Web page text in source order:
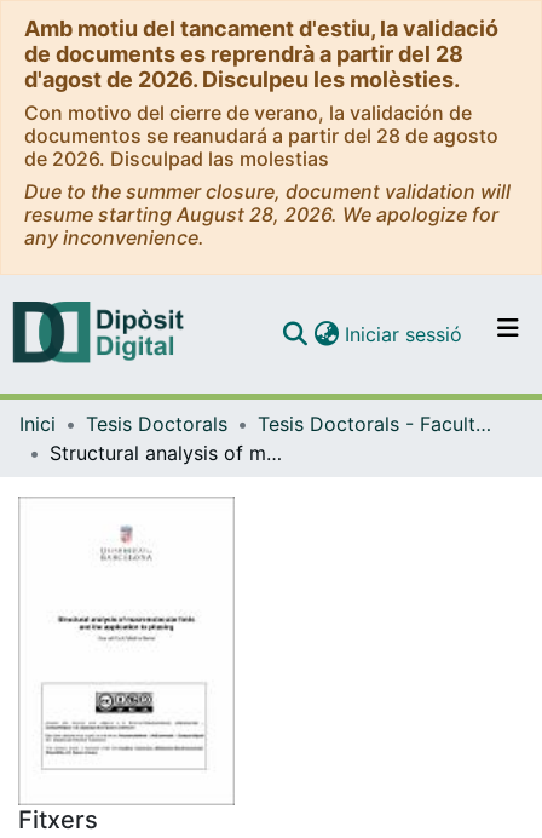
Amb motiu del tancament d'estiu, la validació
de documents es reprendrà a partir del 28
d'agost de 2026. Disculpeu les molèsties.
Con motivo del cierre de verano, la validación de
documentos se reanudará a partir del 28 de agosto
de 2026. Disculpad las molestias
Due to the summer closure, document validation will
resume starting August 28, 2026. We apologize for
any inconvenience.
Navega per tot el DD
Iniciar sessió (current)
Inici Tesis Doctorals
Tesis Doctorals - Facultat - Farmàcia i Ciències de l'Alimentació
Structural analysis of macromolecular folds and the application to phasing
Fitxers